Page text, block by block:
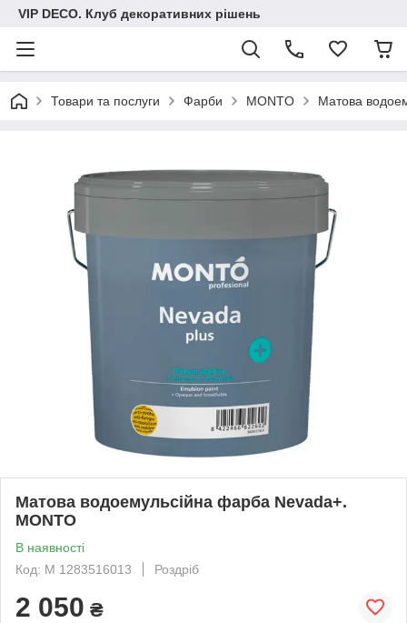
VIP DECO. Клуб декоративних рішень
Товари та послуги Фарби MONTO Матова
Матова водоемульсійна фарба Nevada+.
MONTO
В наявності
Код: M 1283516013
Роздріб
2 050 ₴